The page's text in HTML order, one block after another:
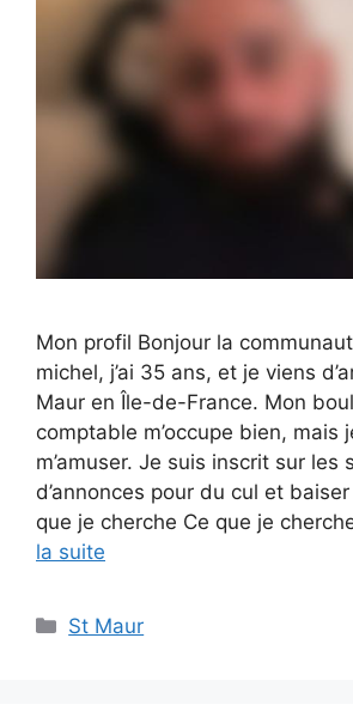
Mon profil Bonjour la
michel, j’ai 35 ans, et je viens
Maur en Île-de-France. Mon
comptable m’occupe bien, mais
m’amuser. Je suis inscrit sur les
d’annonces pour du cul et
que je cherche Ce que je
la suite
Catégories
St Maur